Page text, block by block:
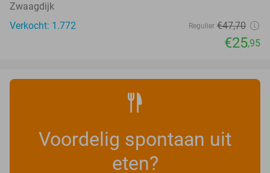
Zwaagdijk
Verkocht: 1.772
Regulier €47,70
€25,95
Voordelig spontaan uit
eten?